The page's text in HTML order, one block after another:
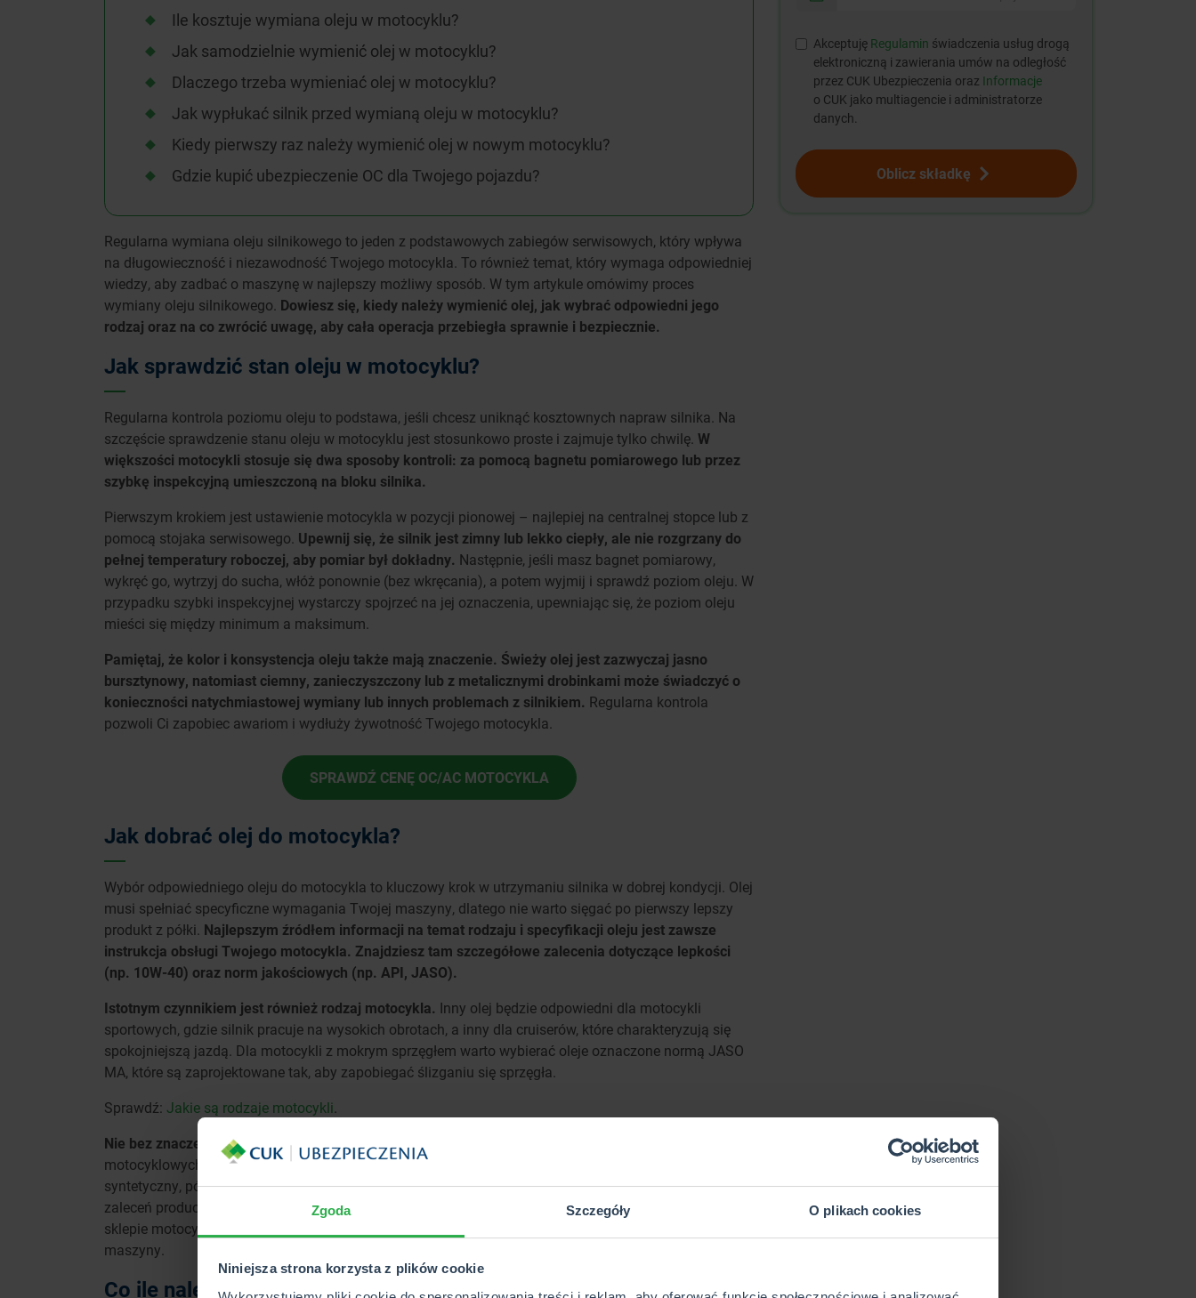
Zgoda Szczegóły O plikach cookies
Niniejsza strona korzysta z plików cookie
Ile kosztuje wymiana oleju w motocyklu?
Jak samodzielnie wymienić olej w motocyklu?
Dlaczego trzeba wymieniać olej w motocyklu?
Jak wypłukać silnik przed wymianą oleju w motocyklu?
Kiedy pierwszy raz należy wymienić olej w nowym motocyklu?
Gdzie kupić ubezpieczenie OC dla Twojego pojazdu?
Regularna wymiana oleju silnikowego to jeden z podstawowych zabiegów serwisowych, który wpływa
na długowieczność i niezawodność Twojego motocykla. To również temat, który wymaga odpowiedniej
wiedzy, aby zadbać o maszynę w najlepszy możliwy sposób. W tym artykule omówimy proces
wymiany oleju silnikowego. Dowiesz się, kiedy należy wymienić olej, jak wybrać odpowiedni jego
rodzaj oraz na co zwrócić uwagę, aby cała operacja przebiegła sprawnie i bezpiecznie.
Jak sprawdzić stan oleju w motocyklu?
Regularna kontrola poziomu oleju to podstawa, jeśli chcesz uniknąć kosztownych napraw silnika. Na
szczęście sprawdzenie stanu oleju w motocyklu jest stosunkowo proste i zajmuje tylko chwilę. W
większości motocykli stosuje się dwa sposoby kontroli: za pomocą bagnetu pomiarowego lub przez
szybkę inspekcyjną umieszczoną na bloku silnika.
Pierwszym krokiem jest ustawienie motocykla w pozycji pionowej – najlepiej na centralnej stopce lub z
pomocą stojaka serwisowego. Upewnij się, że silnik jest zimny lub lekko ciepły, ale nie rozgrzany do
pełnej temperatury roboczej, aby pomiar był dokładny. Następnie, jeśli masz bagnet pomiarowy,
wykręć go, wytrzyj do sucha, włóż ponownie (bez wkręcania), a potem wyjmij i sprawdź poziom oleju. W
przypadku szybki inspekcyjnej wystarczy spojrzeć na jej oznaczenia, upewniając się, że poziom oleju
mieści się między minimum a maksimum.
Pamiętaj, że kolor i konsystencja oleju także mają znaczenie. Świeży olej jest zazwyczaj jasno
bursztynowy, natomiast ciemny, zanieczyszczony lub z metalicznymi drobinkami może świadczyć o
konieczności natychmiastowej wymiany lub innych problemach z silnikiem. Regularna kontrola
pozwoli Ci zapobiec awariom i wydłuży żywotność Twojego motocykla.
SPRAWDŹ CENĘ OC/AC MOTOCYKLA
Jak dobrać olej do motocykla?
Wybór odpowiedniego oleju do motocykla to kluczowy krok w utrzymaniu silnika w dobrej kondycji. Olej
musi spełniać specyficzne wymagania Twojej maszyny, dlatego nie warto sięgać po pierwszy lepszy
produkt z półki. Najlepszym źródłem informacji na temat rodzaju i specyfikacji oleju jest zawsze
instrukcja obsługi Twojego motocykla. Znajdziesz tam szczegółowe zalecenia dotyczące lepkości
(np. 10W-40) oraz norm jakościowych (np. API, JASO).
Istotnym czynnikiem jest również rodzaj motocykla. Inny olej będzie odpowiedni dla motocykli
sportowych, gdzie silnik pracuje na wysokich obrotach, a inny dla cruiserów, które charakteryzują się
spokojniejszą jazdą. Dla motocykli z mokrym sprzęgłem warto wybierać oleje oznaczone normą JASO
MA, które są zaprojektowane tak, aby zapobiegać ślizganiu się sprzęgła.
Sprawdź: Jakie są rodzaje motocykli
Nie bez znaczenia jest również producent oleju . Zaufane marki, specjalizujące się w olejach
motocyklowych, gwarantują lepszą jakość i dłuższą ochronę silnika. Warto zwrócić uwagę, czy olej jest
syntetyczny, półsyntetyczny czy mineralny – wybór zależy od wieku motocykla, stylu jazdy oraz
zaleceń producenta. W razie wątpliwości warto skonsultować się z mechanikiem lub specjalistą w
sklepie motocyklowym, aby dobrać olej idealnie dopasowany do Twoich potrzeb i specyfikacji
maszyny.
Co ile należy wymieniać olej w motocyklu?
Akceptuję Regulamin świadczenia usług drogą
elektroniczną i zawierania umów na odległość
przez CUK Ubezpieczenia oraz Informacje
o CUK jako multiagencie i administratorze
danych.
Oblicz składkę